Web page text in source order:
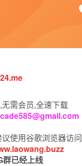
需会员,全速下载
使用谷歌浏览器访问
群已经上线